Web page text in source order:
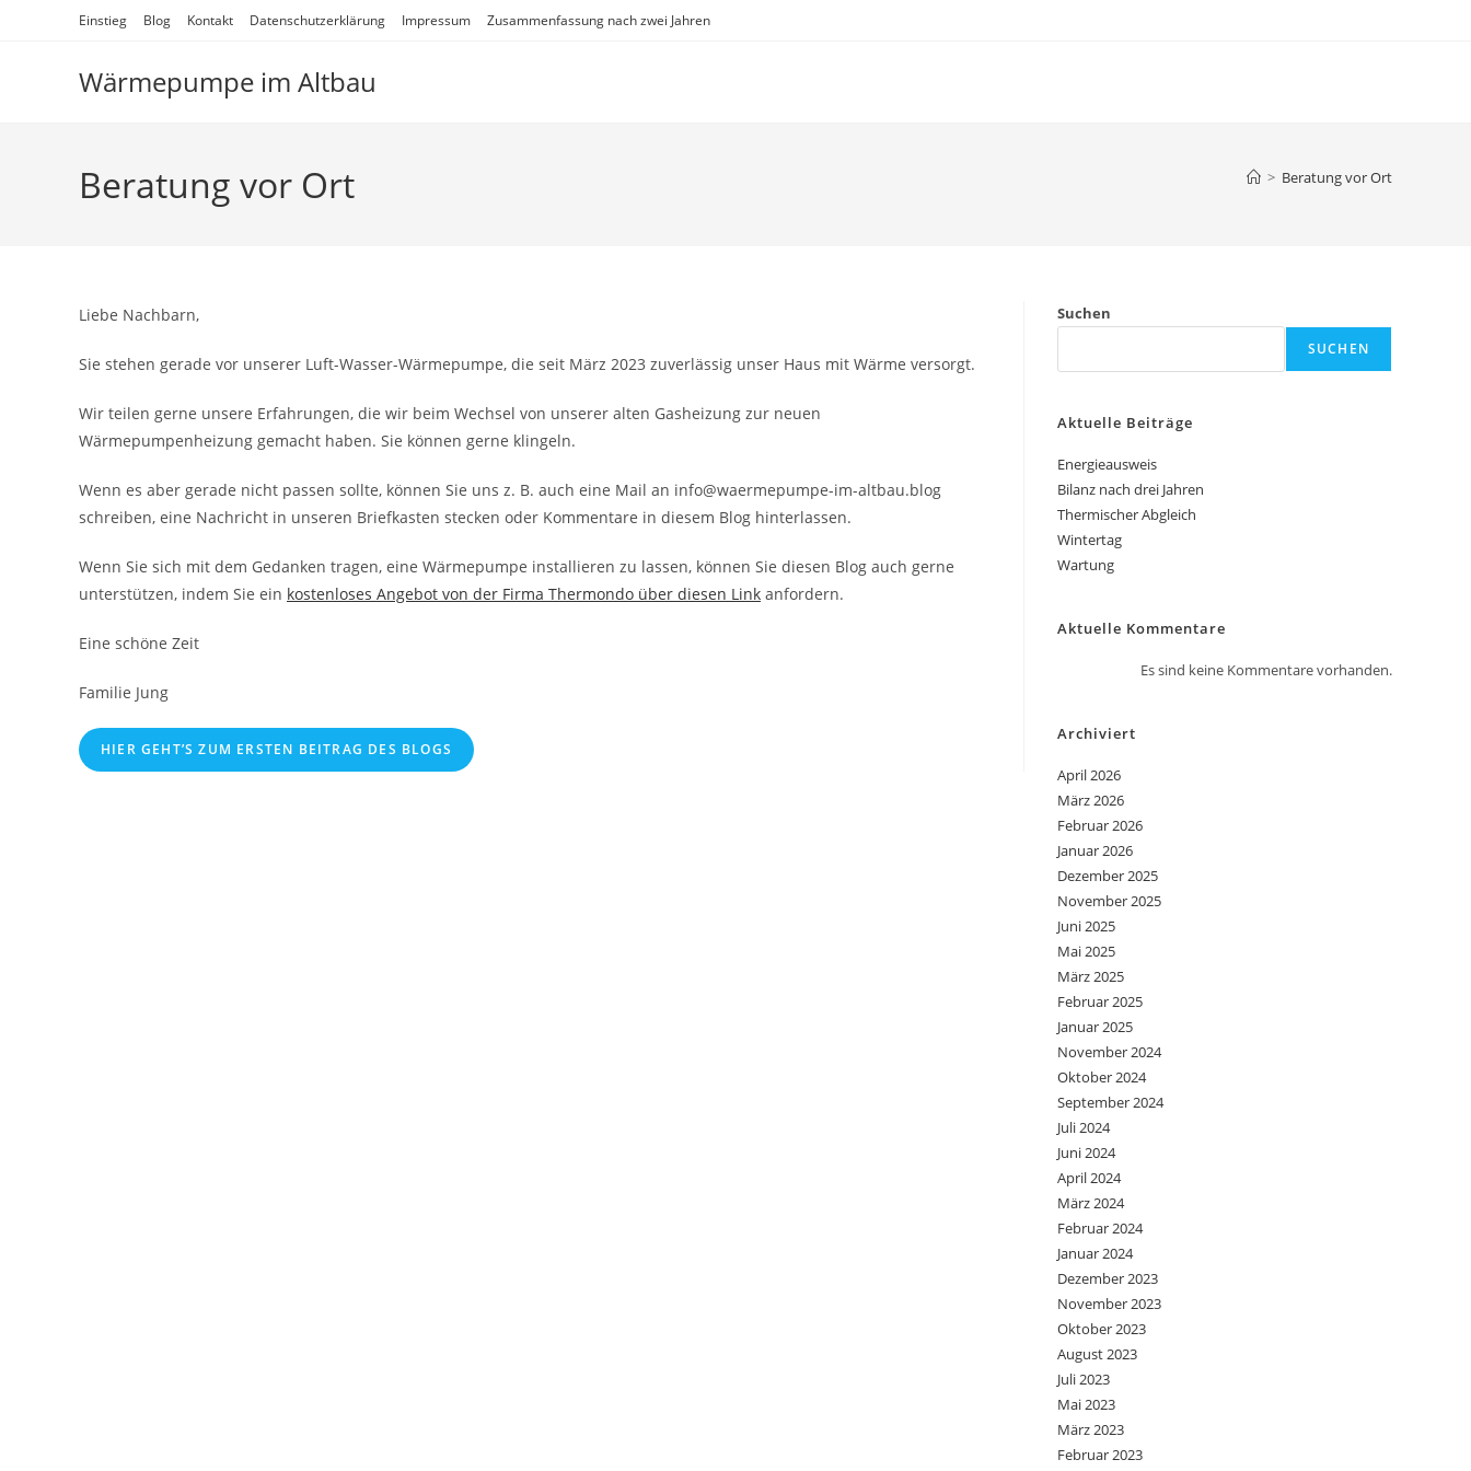
Einstieg Blog Kontakt Datenschutzerklärung Impressum Zusammenfassung nach zwei Jahren
Wärmepumpe im Altbau
Beratung vor Ort > Beratung vor Ort
Liebe Nachbarn,
Sie stehen gerade vor unserer Luft-Wasser-Wärmepumpe, die seit März 2023 zuverlässig unser Haus mit Wärme versorgt.
Wir teilen gerne unsere Erfahrungen, die wir beim Wechsel von unserer alten Gasheizung zur neuen
Wärmepumpenheizung gemacht haben. Sie können gerne klingeln.
Wenn es aber gerade nicht passen sollte, können Sie uns z. B. auch eine Mail an info@waermepumpe-im-altbau.blog
schreiben, eine Nachricht in unseren Briefkasten stecken oder Kommentare in diesem Blog hinterlassen.
Wenn Sie sich mit dem Gedanken tragen, eine Wärmepumpe installieren zu lassen, können Sie diesen Blog auch gerne
unterstützen, indem Sie ein kostenloses Angebot von der Firma Thermondo über diesen Link anfordern.
Eine schöne Zeit
Familie Jung
HIER GEHT’S ZUM ERSTEN BEITRAG DES BLOGS
Suchen
SUCHEN
Aktuelle Beiträge
Energieausweis
Bilanz nach drei Jahren
Thermischer Abgleich
Wintertag
Wartung
Aktuelle Kommentare
Es sind keine Kommentare vorhanden.
Archiviert
April 2026
März 2026
Februar 2026
Januar 2026
Dezember 2025
November 2025
Juni 2025
Mai 2025
März 2025
Februar 2025
Januar 2025
November 2024
Oktober 2024
September 2024
Juli 2024
Juni 2024
April 2024
März 2024
Februar 2024
Januar 2024
Dezember 2023
November 2023
Oktober 2023
August 2023
Juli 2023
Mai 2023
März 2023
Februar 2023